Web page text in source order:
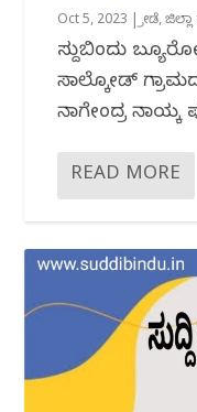
Oct 5, 2023 |ಕ್ರೀಡೆ,ಜಿಲ್ಲಾ
ಸುದ್ದಿಬಿಂದು
ಸಾಲ್ಕೋಡ್
ನಾಗೇಂದ್ರ ನಾಯ್ಕ
READ MORE